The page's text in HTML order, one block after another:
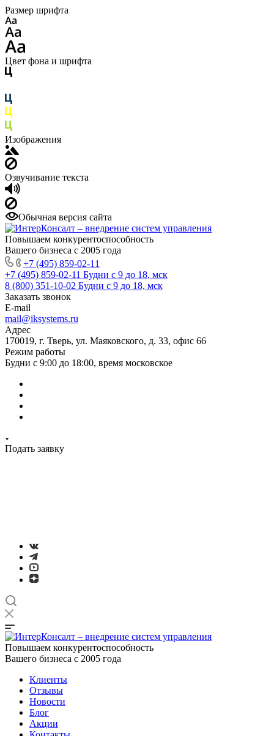
Размер шрифта
Цвет фона и шрифта
Изображения
Озвучивание текста
Обычная версия сайта
Повышаем конкурентоспособность
Вашего бизнеса с 2005 года
+7 (495) 859-02-11
+7 (495) 859-02-11 Будни с 9 до 18, мск
8 (800) 351-10-02 Будни с 9 до 18, мск
Заказать звонок
E-mail
mail@iksystems.ru
Адрес
170019, г. Тверь, ул. Маяковского, д. 33, офис 66
Режим работы
Будни с 9:00 до 18:00, время московское
Подать заявку
Повышаем конкурентоспособность
Вашего бизнеса с 2005 года
Клиенты
Отзывы
Новости
Блог
Акции